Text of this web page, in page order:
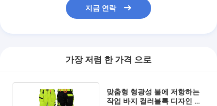
지금 연락
가장 저렴 한 가격 으로
맞춤형 형광성 불에 저항하는
작업 바지 컬러블록 디자인 내